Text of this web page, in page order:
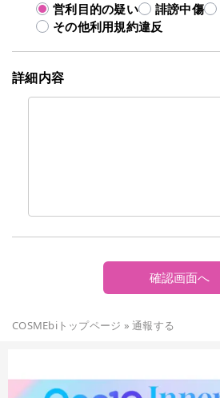
営利目的の疑い 誹謗中傷
その他利用規約違反
詳細内容
確認画面へ
COSMEbiトップページ »通報する